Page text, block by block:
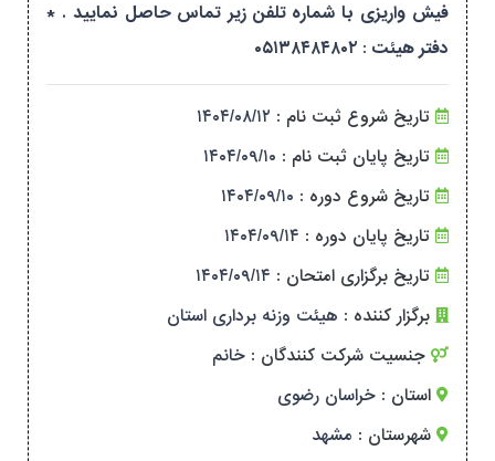
فیش واریزی با شماره تلفن زیر تماس حاصل نمایید . *
دفتر هیئت : ۰۵۱۳۸۴۸۴۸۰۲
تاریخ شروع ثبت نام : ۱۴۰۴/۰۸/۱۲
تاریخ پایان ثبت نام : ۱۴۰۴/۰۹/۱۰
تاریخ شروع دوره : ۱۴۰۴/۰۹/۱۰
تاریخ پایان دوره : ۱۴۰۴/۰۹/۱۴
تاریخ برگزاری امتحان : ۱۴۰۴/۰۹/۱۴
برگزار کننده : هیئت وزنه برداری استان
جنسیت شرکت کنندگان : خانم
استان : خراسان رضوی
شهرستان : مشهد